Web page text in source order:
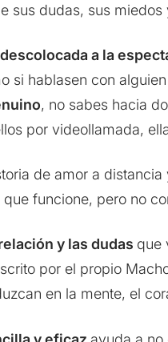
sus dudas, sus
a la
si hablasen con
, no sabes hacia
por videollamada,
de amor a
funcione, pero no
y las dudas que
por el propio
en la mente, el